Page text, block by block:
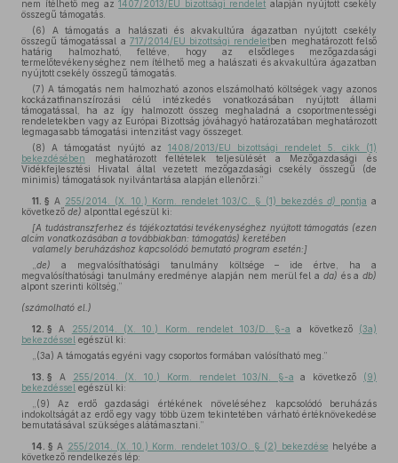
nem ítélhető meg az1407/2013/EU bizottsági rendelet alapján nyújtott csekély
összegű támogatás.
(6) A támogatás a halászati és akvakultúra ágazatban nyújtott csekély
összegű támogatással a 717/2014/EU bizottsági rendeletben meghatározott felső
határig halmozható, feltéve, hogy az elsődleges mezőgazdasági
termelőtevékenységhez nem ítélhető meg a halászati és akvakultúra ágazatban
nyújtott csekély összegű támogatás.
(7) A támogatás nem halmozható azonos elszámolható költségek vagy azonos
kockázatfinanszírozási célú intézkedés vonatkozásában nyújtott állami
támogatással, ha az így halmozott összeg meghaladná a csoportmentességi
rendeletekben vagy az Európai Bizottság jóváhagyó határozatában meghatározott
legmagasabb támogatási intenzitást vagy összeget.
(8) A támogatást nyújtó az 1408/2013/EU bizottsági rendelet 5. cikk (1)
bekezdésében meghatározott feltételek teljesülését a Mezőgazdasági és
Vidékfejlesztési Hivatal által vezetett mezőgazdasági csekély összegű (de
minimis) támogatások nyilvántartása alapján ellenőrzi.”
11. § A 255/2014. (X. 10.) Korm. rendelet 103/C. § (1) bekezdés d) pontja a
következő de) alponttal egészül ki:
[A tudástranszferhez és tájékoztatási tevékenységhez nyújtott támogatás (ezen
alcím vonatkozásában a továbbiakban: támogatás) keretében
valamely beruházáshoz kapcsolódó bemutató program esetén:]
de) a megvalósíthatósági tanulmány költsége – ide értve, ha a
megvalósíthatósági tanulmány eredménye alapján nem merül fel a da) és adb)
alpont szerinti költség,”
(számolható el.)
12. § A 255/2014. (X. 10.) Korm. rendelet 103/D. §-a a következő (3a)
bekezdéssel egészül ki:
„(3a) A támogatás egyéni vagy csoportos formában valósítható meg.”
13. § A 255/2014. (X. 10.) Korm. rendelet 103/N. §-a a következő (9)
bekezdéssel egészül ki:
„(9) Az erdő gazdasági értékének növeléséhez kapcsolódó beruházás
indokoltságát az erdő egy vagy több üzem tekintetében várható értéknövekedése
bemutatásával szükséges alátámasztani.”
14. § A 255/2014. (X. 10.) Korm. rendelet 103/O. § (2) bekezdése helyébe a
következő rendelkezés lép: